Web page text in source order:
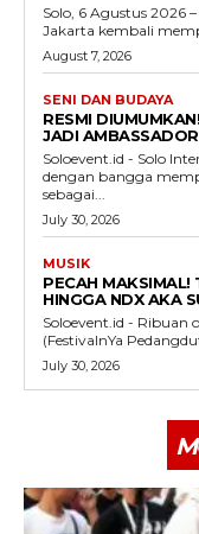
Solo, 6 Agustus 2026
Jakarta kembali
August 7, 2026
SENI DAN BUDAYA
RESMI
JADI
Soloevent.id - Solo
dengan bangga
sebagai...
July 30, 2026
MUSIK
PECAH MAKSIMAL!
HINGGA NDX AKA
Soloevent.id - Ribuan
(FestivalnYa
July 30, 2026